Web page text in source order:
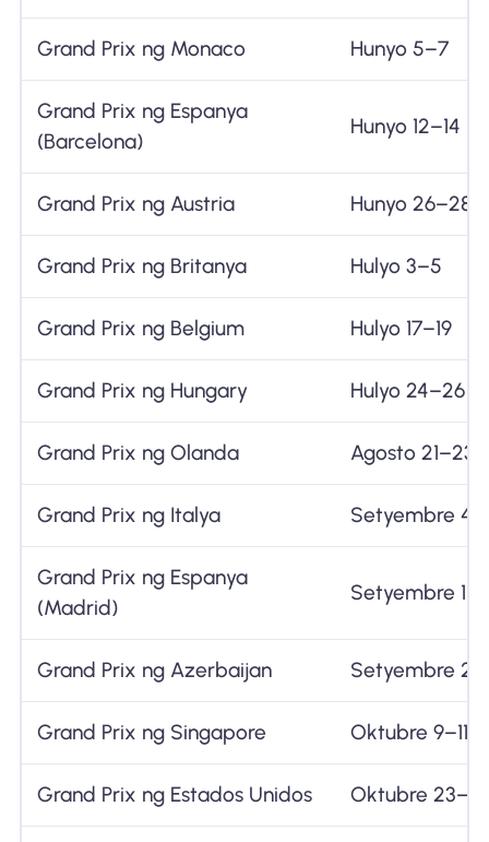
Grand Prix ng Monaco Hunyo 5–7
Grand Prix ng Espanya
(Barcelona)
Hunyo 12–14
Grand Prix ng Austria Hunyo 26–28
Grand Prix ng Britanya Hulyo 3–5
Grand Prix ng Belgium Hulyo 17–19
Grand Prix ng Hungary Hulyo 24–26
Grand Prix ng Olanda Agosto 21–23
Grand Prix ng Italya Setyembre
Grand Prix ng Espanya
(Madrid)
Setyembre
Grand Prix ng Azerbaijan Setyembre
Grand Prix ng Singapore Oktubre 9–11
Grand Prix ng Estados Unidos Oktubre